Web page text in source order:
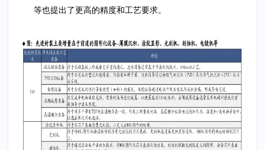
等也提出了更高的精度和工艺要求。